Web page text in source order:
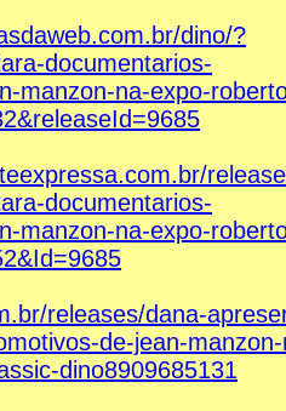
dino/?
documentarios-
manzon-na-expo-
documentarios-
manzon-na-expo-
releases/dana-
de-jean-
dino8909685131